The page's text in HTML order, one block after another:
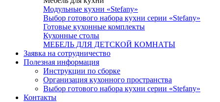
Модульные кухни «Stefany»
Выбор готового набора кухни серии «Stefany»
Готовые кухонные комплекты
Кухонные столы
МЕБЕЛЬ ДЛЯ ДЕТСКОЙ КОМНАТЫ
Заявка на сотрудничество
Полезная информация
Инструкции по сборке
Организация кухонного пространства
Выбор готового набора кухни серии «Stefany»
Контакты